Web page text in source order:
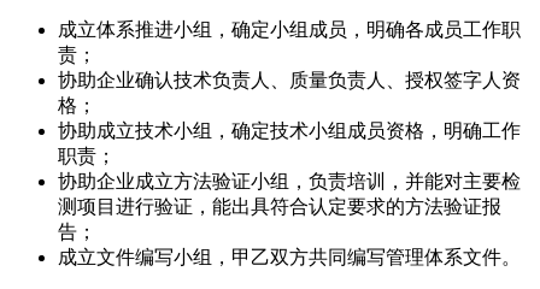
成立体系推进小组，确定小组成员，明确各成员工作职
责；
协助企业确认技术负责人、质量负责人、授权签字人资
格；
协助成立技术小组，确定技术小组成员资格，明确工作
职责；
协助企业成立方法验证小组，负责培训，并能对主要检
测项目进行验证，能出具符合认定要求的方法验证报
告；
成立文件编写小组，甲乙双方共同编写管理体系文件。